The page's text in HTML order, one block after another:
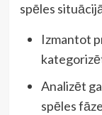
spēles
Izmantot
Analizēt
spēles